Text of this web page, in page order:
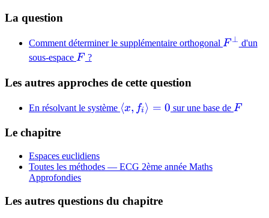
La question
Comment déterminer le supplémentaire orthogonal F ⊥ d'un
sous-espace F
F ?
Les autres approches de cette question
En résolvant le système \langle
⟨x, fi ⟩ = 0 sur une base de F
F
Le chapitre
Espaces euclidiens
Toutes les méthodes — ECG 2ème année Maths
Approfondies
Les autres questions du chapitre